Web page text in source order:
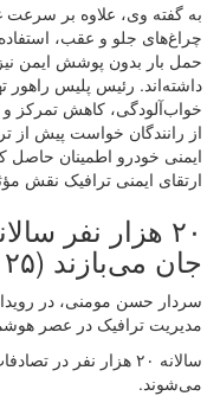
به گفته وی، علاوه بر سرعت
چراغ‌های جلو و عقب، استفاده
حمل بار بدون پوشش ایمن
داشته‌اند. رئیس پلیس راهور
خواب‌آلودگی، کاهش تمرکز
از رانندگان خواست پیش از
ایمنی خودرو اطمینان حاصل
ارتقای ایمنی ترافیک نقش
۲۰ هزار نفر
جان می‌بازند (۲۵ آذر ۱۴۰۴)
سردار حسن مومنی، در رویداد
مدیریت ترافیک در عصر
سالانه ۲۰ هزار نفر در
می‌شوند.